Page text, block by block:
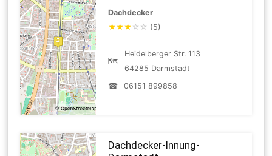
Dachdecker
★★★ ☆ ☆ (5)
🗺
Heidelberger Str. 113
64285 Darmstadt
☎
06151 899858
Dachdecker-Innung-